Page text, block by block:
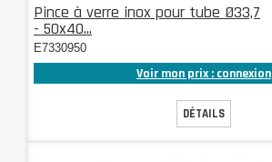
Pince à verre inox pour tube Ø33,7
- 50x40...
E7330950
Voir mon prix : connexion
DÉTAILS